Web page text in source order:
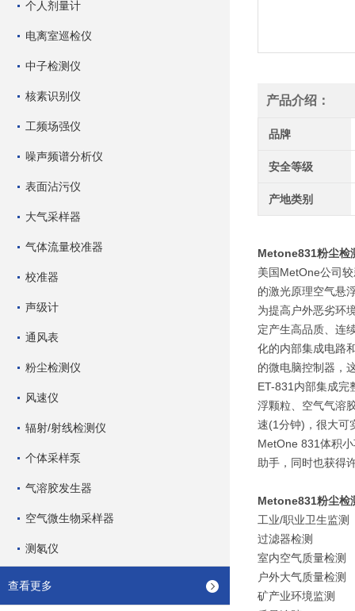
个人剂量计
电离室巡检仪
中子检测仪
核素识别仪
工频场强仪
噪声频谱分析仪
表面沾污仪
大气采样器
气体流量校准器
校准器
声级计
通风表
粉尘检测仪
风速仪
辐射/射线检测仪
个体采样泵
气溶胶发生器
空气微生物采样器
测氡仪
查看更多
产品介绍：
品牌
安全等级
产地类别
Metone831粉尘检
美国MetOne公司
的激光原理空气悬
为提高户外恶劣环
定产生高品质、连
化的内部集成电路
的微电脑控制器，
ET-831内部集成完
浮颗粒、空气气溶
速(1分钟)，很大可
MetOne 831体积
助手，同时也获得
Metone831粉尘检
工业/职业卫生监测
过滤器检测
室内空气质量检测
户外大气质量检测
矿产业环境监测